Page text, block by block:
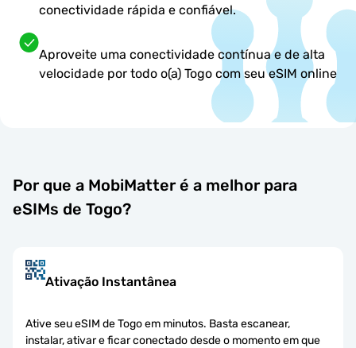
conectividade rápida e confiável.
Aproveite uma conectividade contínua e de alta
velocidade por todo o(a) Togo com seu eSIM online
Por que a MobiMatter é a melhor para
eSIMs de Togo?
Ativação Instantânea
Ative seu eSIM de Togo em minutos. Basta escanear,
instalar, ativar e ficar conectado desde o momento em que